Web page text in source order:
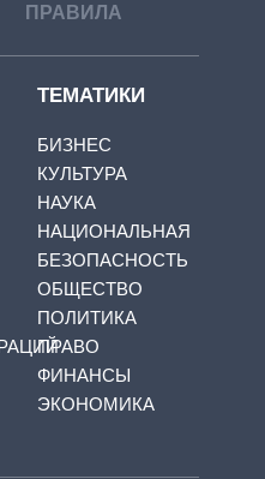
ПРАВИЛА
ТЕМАТИКИ
БИЗНЕС
КУЛЬТУРА
НАУКА
НАЦИОНАЛЬНАЯ
БЕЗОПАСНОСТЬ
ОБЩЕСТВО
ПОЛИТИКА
ПРАВО
ФИНАНСЫ
ЭКОНОМИКА